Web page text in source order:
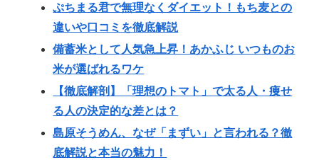
ぷちまる君で無理なくダイエット！もち麦との
違いや口コミを徹底解説
備蓄米として人気急上昇！あかふじ いつものお
米が選ばれるワケ
【徹底解剖】「理想のトマト」で太る人・痩せ
る人の決定的な差とは？
島原そうめん、なぜ「まずい」と言われる？徹
底解説と本当の魅力！